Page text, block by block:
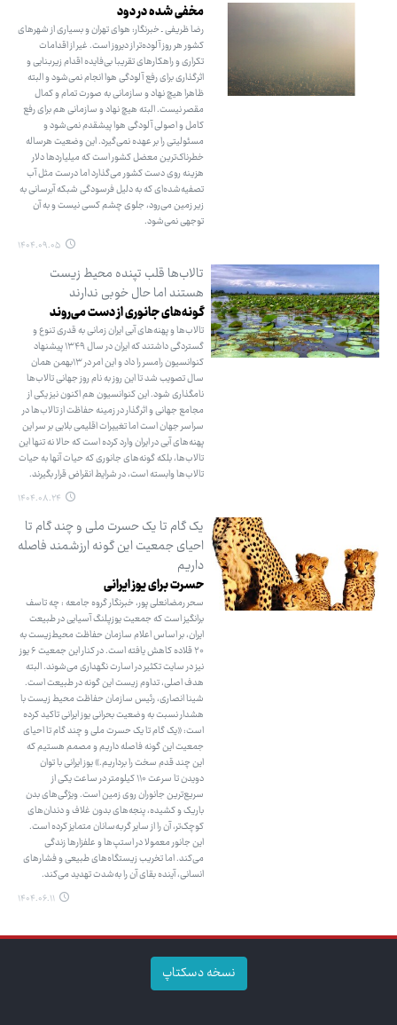
مخفی شده در دود
رضا ظریفی ـ خبرنگار: هوای تهران و بسیاری از شهرهای
کشور هر روز آلوده‌تر از دیروز است. غیر از اقدامات
تکراری و راهکارهای تقریبا بی‌فایده اقدام زیربنایی و
اثرگذاری برای رفع آلودگی هوا انجام نمی‌شود و البته
ظاهرا هیچ نهاد و سازمانی به صورت تمام و کمال
مقصر نیست. البته هیچ نهاد و سازمانی هم برای رفع
کامل و اصولی آلودگی هوا پیشقدم نمی‌شود و
مسئولیتی را بر عهده نمی‌گیرد. این وضعیت هرساله
خطرناک‌ترین معضل کشور است که میلیاردها دلار
هزینه روی دست کشور می‌گذارد اما درست مثل آب
تصفیه‌شده‌ای که به دلیل فرسودگی شبکه آبرسانی به
زیر زمین می‌رود، جلوی چشم کسی نیست و به آن
توجهی نمی‌شود.
۱۴۰۴.۰۹.۰۵
تالاب‌ها قلب تپنده محیط زیست
هستند اما حال خوبی ندارند
گونه‌های جانوری از دست می‌روند
تالاب‌ها و پهنه‌های آبی ایران زمانی به قدری تنوع و
گستردگی داشتند که ایران در سال ۱۳۴۹ پیشنهاد
کنوانسیون رامسر را داد و این امر در ۱۳‌بهمن همان
سال تصویب شد تا این روز به نام روز جهانی تالاب‌ها
نامگذاری شود. این کنوانسیون هم اکنون نیز یکی از
مجامع جهانی و اثرگذار در زمینه حفاظت از تالاب‌ها در
سراسر جهان است اما تغییرات اقلیمی بلایی بر سر این
پهنه‌های آبی در ایران وارد کرده است که حالا نه تنها این
تالاب‌ها، بلکه گونه‌های جانوری که حیات آنها به حیات
تالاب‌ها وابسته است، در شرایط انقراض قرار بگیرند.
۱۴۰۴.۰۸.۲۴
یک گام تا یک حسرت ملی و چند گام تا
احیای جمعیت این گونه ارزشمند فاصله
داریم
حسرت برای یوز ایرانی
سحر رمضانعلی پور، خبرنگار گروه جامعه : چه تاسف
برانگیز است که جمعیت یوزپلنگ آسیایی در طبیعت
ایران، بر اساس اعلام سازمان حفاظت محیط‌زیست به
۲۰ قلاده کاهش یافته است. در کنار این جمعیت ۶ یوز
نیز در سایت تکثیر در اسارت نگهداری می‌شوند. البته
هدف اصلی، تداوم زیست این گونه در طبیعت است.
شینا انصاری، رئیس سازمان حفاظت محیط زیست با
هشدار نسبت به وضعیت بحرانی یوز ایرانی تاکید کرده
است: «یک گام تا یک حسرت ملی و چند گام تا احیای
جمعیت این گونه فاصله داریم و مصمم هستیم که
این چند قدم سخت را برداریم.» یوز ایرانی با توان
دویدن تا سرعت ۱۱۰ کیلومتر در ساعت یکی از
سریع‌ترین جانوران روی زمین است. ویژگی‌های بدن
باریک و کشیده، پنجه‌های بدون غلاف و دندان‌های
کوچک‌تر، آن را از سایر گربه‌سانان متمایز کرده است.
این جانور معمولا در استپ‌ها و علفزارها زندگی
می‌کند. اما تخریب زیستگاه‌های طبیعی و فشارهای
انسانی، آینده بقای آن را به‌شدت تهدید می‌کند.
۱۴۰۴.۰۶.۱۱
نسخه دسکتاپ